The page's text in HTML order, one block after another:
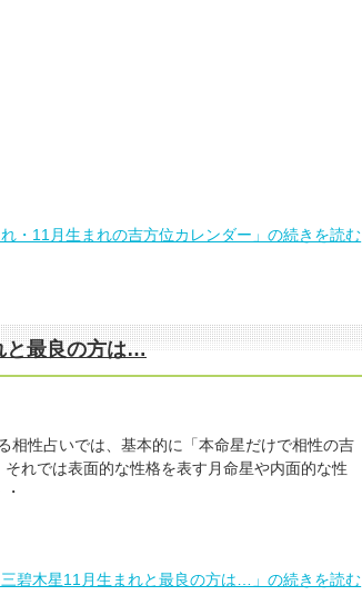
・11月生まれの吉方位カレンダー」の続きを読む
と最良の方は…
相性占いでは、基本的に「本命星だけで相性の吉
れでは表面的な性格を表す月命星や内面的な性
三碧木星11月生まれと最良の方は…」の続きを読む